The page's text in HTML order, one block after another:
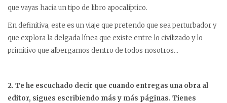
que vayas hacia un tipo de libro apocalíptico.
En definitiva, este es un viaje que pretendo que sea perturbador y
que explora la delgada línea que existe entre lo civilizado y lo
primitivo que albergamos dentro de todos nosotros…
2. Te he escuchado decir que cuando entregas una obra al
editor, sigues escribiendo más y más páginas. Tienes